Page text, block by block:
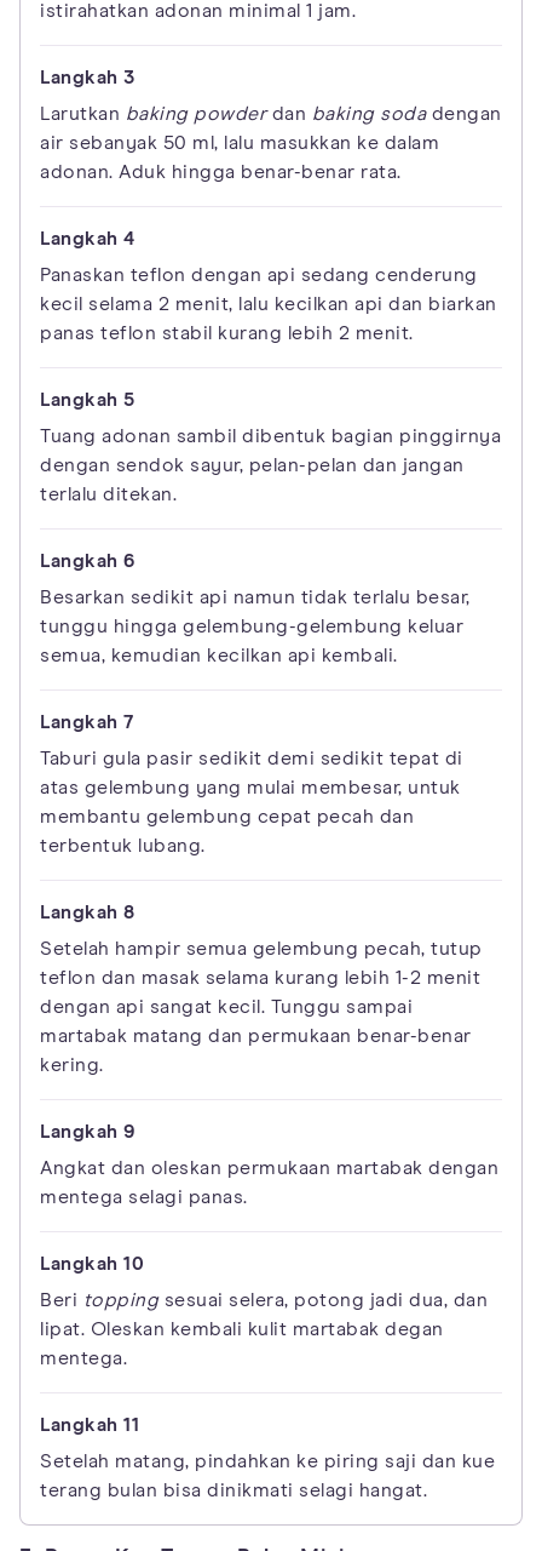
istirahatkan adonan minimal 1 jam.
Larutkan baking powderdan baking sodadengan
air sebanyak 50 ml, lalu masukkan ke dalam
adonan. Aduk hingga benar-benar rata.
Panaskan teflon dengan api sedang cenderung
kecil selama 2 menit, lalu kecilkan api dan biarkan
panas teflon stabil kurang lebih 2 menit.
Tuang adonan sambil dibentuk bagian pinggirnya
dengan sendok sayur, pelan-pelan dan jangan
terlalu ditekan.
Besarkan sedikit api namun tidak terlalu besar,
tunggu hingga gelembung-gelembung keluar
semua, kemudian kecilkan api kembali.
Taburi gula pasir sedikit demi sedikit tepat di
atas gelembung yang mulai membesar, untuk
membantu gelembung cepat pecah dan
terbentuk lubang.
Setelah hampir semua gelembung pecah, tutup
teflon dan masak selama kurang lebih 1-2 menit
dengan api sangat kecil. Tunggu sampai
martabak matang dan permukaan benar-benar
kering.
Angkat dan oleskan permukaan martabak dengan
mentega selagi panas.
Beri toppingsesuai selera, potong jadi dua, dan
lipat. Oleskan kembali kulit martabak degan
mentega.
Setelah matang, pindahkan ke piring saji dan kue
terang bulan bisa dinikmati selagi hangat.